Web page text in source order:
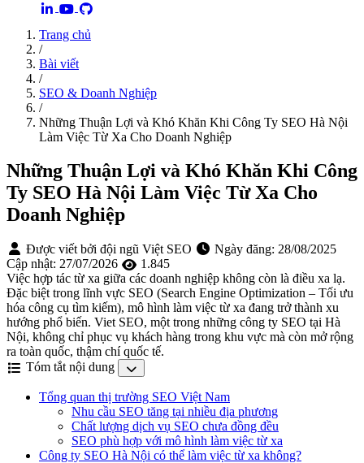
Trang chủ
/
Bài viết
/
SEO & Doanh Nghiệp
/
Những Thuận Lợi và Khó Khăn Khi Công Ty SEO Hà Nội
Làm Việc Từ Xa Cho Doanh Nghiệp
Những Thuận Lợi và Khó Khăn Khi Công
Ty SEO Hà Nội Làm Việc Từ Xa Cho
Doanh Nghiệp
Được viết bởi đội ngũ Việt SEO Ngày đăng: 28/08/2025
Cập nhật: 27/07/2026
1.845
Việc hợp tác từ xa giữa các doanh nghiệp không còn là điều xa lạ.
Đặc biệt trong lĩnh vực SEO (Search Engine Optimization – Tối ưu
hóa công cụ tìm kiếm), mô hình làm việc từ xa đang trở thành xu
hướng phổ biến. Viet SEO, một trong những công ty SEO tại Hà
Nội, không chỉ phục vụ khách hàng trong khu vực mà còn mở rộng
ra toàn quốc, thậm chí quốc tế.
Tóm tắt nội dung
Tổng quan thị trường SEO Việt Nam
Nhu cầu SEO tăng tại nhiều địa phương
Chất lượng dịch vụ SEO chưa đồng đều
SEO phù hợp với mô hình làm việc từ xa
Công ty SEO Hà Nội có thể làm việc từ xa không?